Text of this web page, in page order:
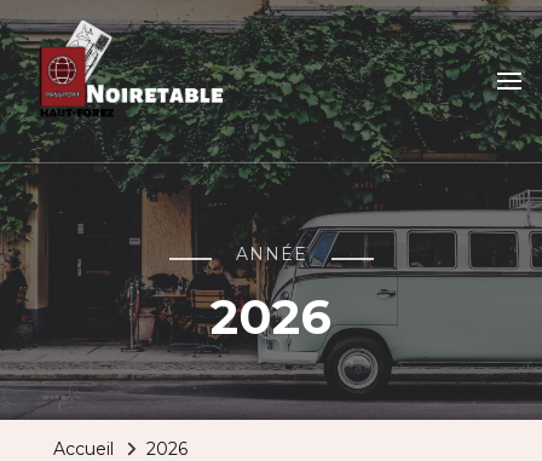
Noiretable haut forez
Voyagez plus loin
ANNÉE
2026
Accueil 2026